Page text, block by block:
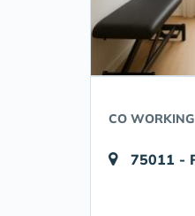
CO
75011 -